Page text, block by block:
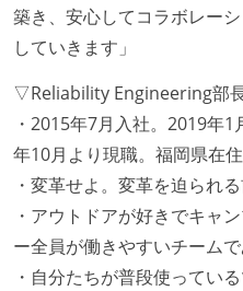
築き、安心してコラボレー
していきます」
▽Reliability Engineering部長
・2015年7月入社。2019年
年10月より現職。福岡県在住
・変革せよ。変革を迫られる
・アウトドアが好きでキャ
ー全員が働きやすいチーム
・自分たちが普段使ってい